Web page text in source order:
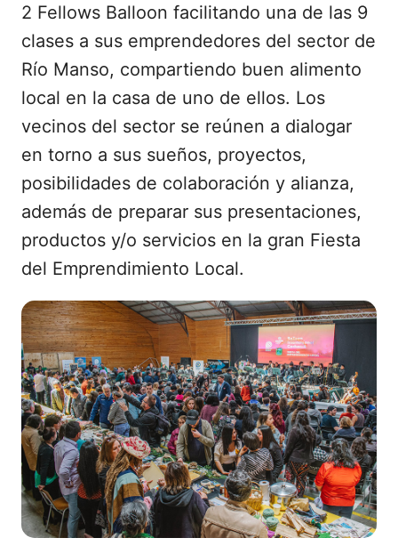
2 Fellows Balloon facilitando una de las 9
clases a sus emprendedores del sector de
Río Manso, compartiendo buen alimento
local en la casa de uno de ellos. Los
vecinos del sector se reúnen a dialogar
en torno a sus sueños, proyectos,
posibilidades de colaboración y alianza,
además de preparar sus presentaciones,
productos y/o servicios en la gran Fiesta
del Emprendimiento Local.